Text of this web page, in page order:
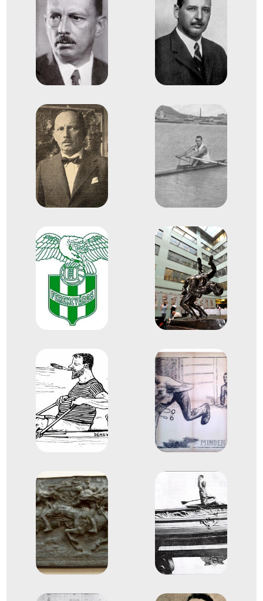
X. nyári olimpiai játékok
Festészet Grafika Helyezetlen
1932
Los Angeles
Amerikai Egyesült Államok
X. nyári olimpiai játékok
Szobrászat Domborművek És
1903
1903. márc.
St. Petersburg
Oroszország
világbajnokság
Gyorskorcsolya Összetett Helyezetlen
1905
1905. feb.
Svédország
Gyorskorcsolya Európa-
bajnokság
Gyorskorcsolya Összetett Helyezetlen